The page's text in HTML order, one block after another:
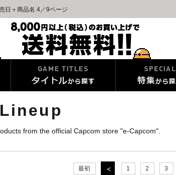
日＋商品名 4／9ページ
from the official Capcom store "e-Capcom".
最初 1 2 3